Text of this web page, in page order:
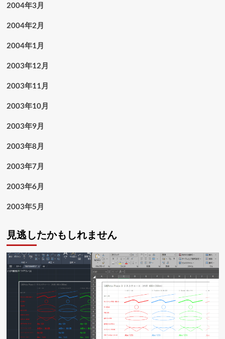
2004年3月
2004年2月
2004年1月
2003年12月
2003年11月
2003年10月
2003年9月
2003年8月
2003年7月
2003年6月
2003年5月
見逃したかもしれません